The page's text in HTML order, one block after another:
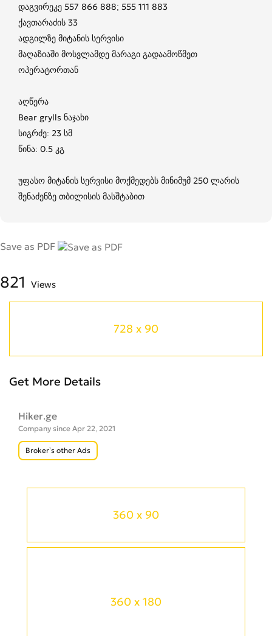
360 x 90
360 x 180
დაგვირეკე 557 866 888; 555 111 883
ქავთარაძის 33
ადგილზე მიტანის სერვისი
მაღაზიაში მოსვლამდე მარაგი გადაამოწმეთ
ოპერატორთან
აღწერა
Bear grylls ნაჯახი
სიგრძე: 23 სმ
წინა: 0.5 კგ
უფასო მიტანის სერვისი მოქმედებს მინიმუმ 250 ლარის
შენაძენზე თბილისის მასშტაბით
Save as PDF
821 Views
728 x 90
Get More Details
Hiker.ge
Company since Apr 22, 2021
Broker’s other Ads